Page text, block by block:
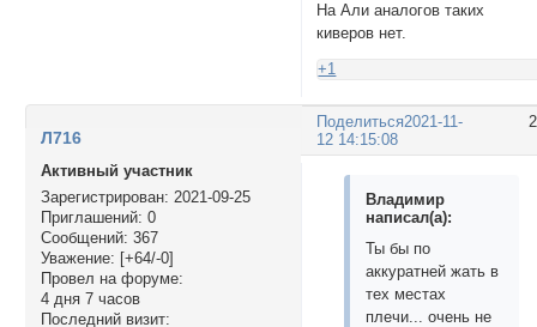
На Али аналогов таких
киверов нет.
+1
Поделиться2021-11-
12 14:15:08
Л716
Активный участник
Зарегистрирован: 2021-09-25
Приглашений: 0
Сообщений: 367
Уважение: [+64/-0]
Провел на форуме:
4 дня 7 часов
Последний визит:
Владимир
написал(а):
Ты бы по
аккуратней жать в
тех местах
плечи... очень не